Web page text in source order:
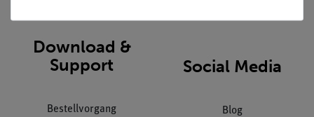
Download &
Support
Bestellvorgang
Social Media
Blog